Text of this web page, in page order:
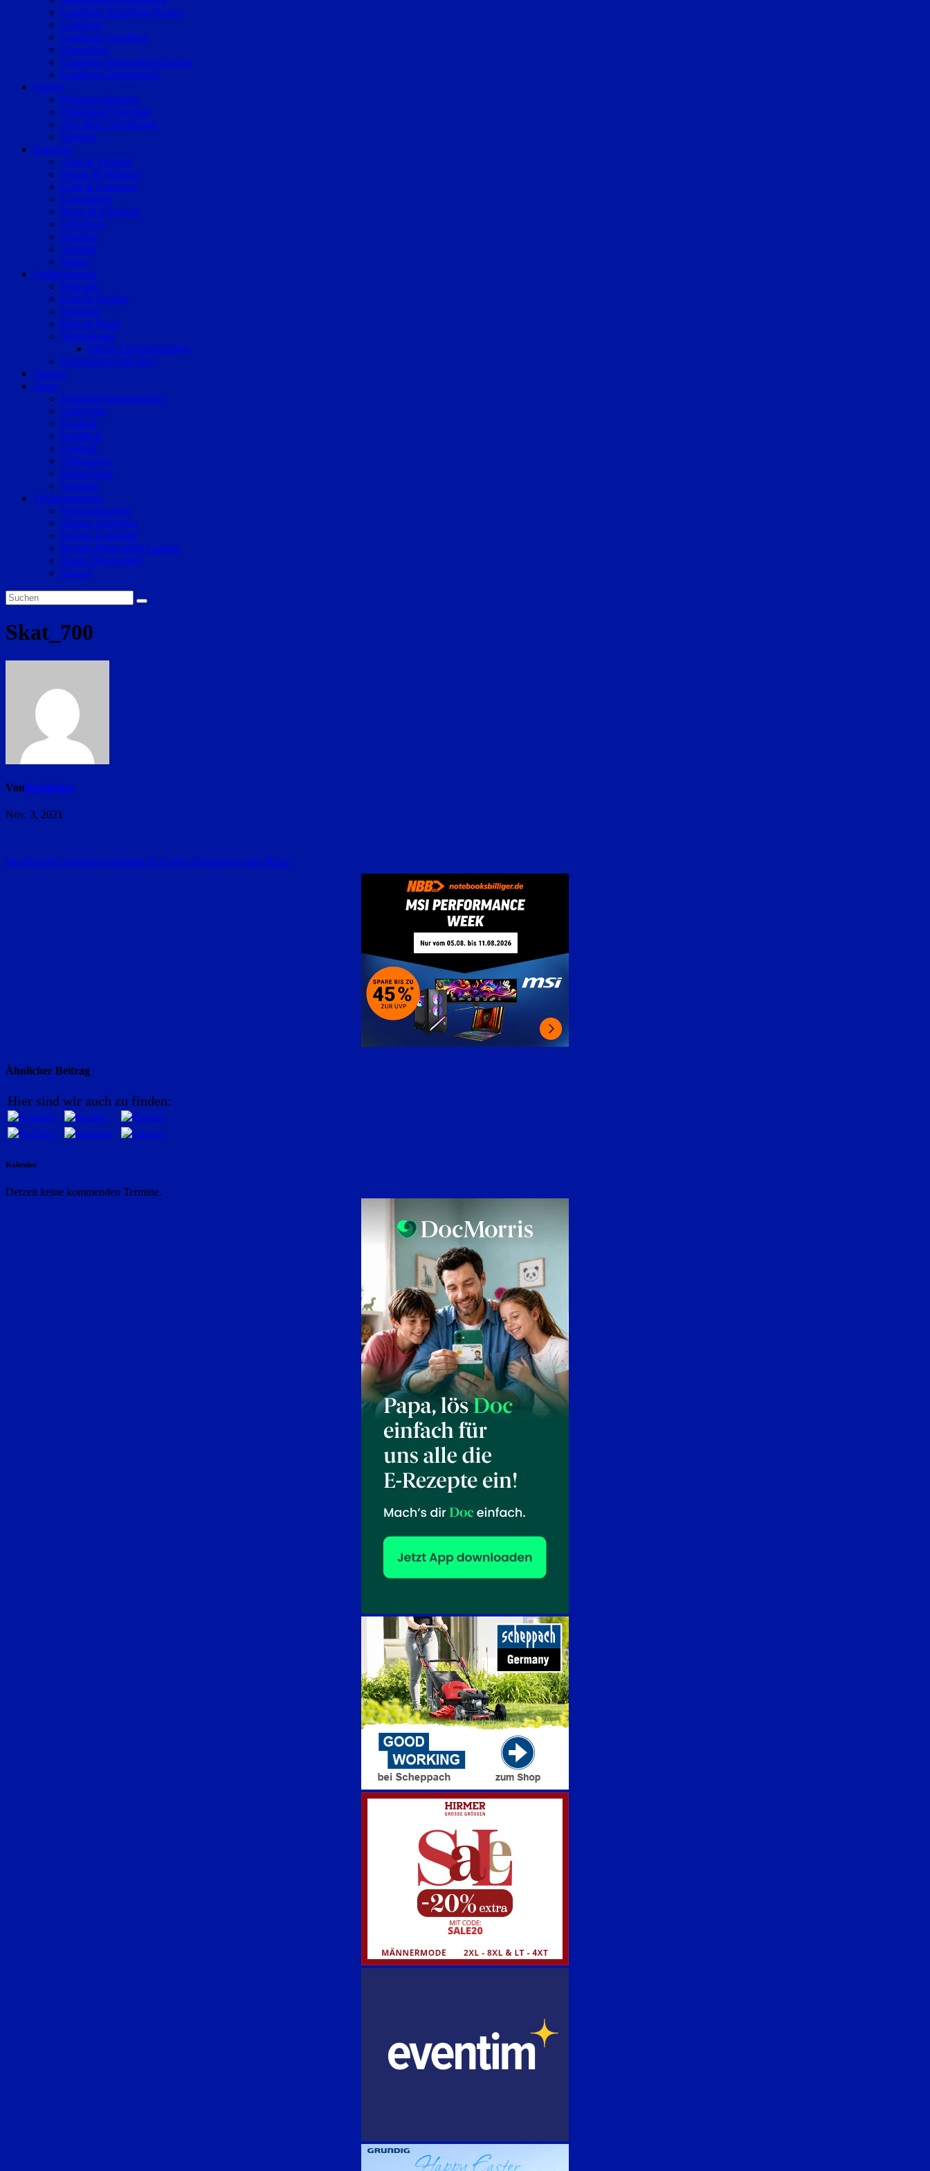
Landkreis Straubing-Bogen
Landshut
Landkreis Landshut
Dingolfing
Landkreis Dingolfing-Landau
Landkreis Deggendorf
Polizei
Polizeimeldungen
Fahndung/Vermisste
Aus dem Gerichtssaal
Verkehr
Ratgeber
Auto & Verkehr
Bauen & Wohnen
Geld & Finanzen
Gesundheit
Reise & Erholung
Life-Style
Karriere
Technik
Wetter
Sonderthemen
Podcasts
Kids & Teenies
Senioren
Katz & Hund
Valentinstag
Meine Liebeserklärung
Bundestagswahl 2017
Vereine
Sport
Eishockey/Inlinehockey
Volleyball
Fussball
Handball
Football
Trabrennen
Kampfsport
Sonstige
Veranstaltungen
Veranstaltungen
Region Straubing
Region Landshut
Region Dingolfing-Landau
Raum Deggendorf
Bluval
Skat_700
VonRedaktion
Nov. 3, 2021
Beitragsnavigation
Skatfreunde Straubing erspielen sich beim Skatturnier gute Plätze
Ähnlicher Beitrag
Hier sind wir auch zu finden:
Kalender
Derzeit keine kommenden Termine.